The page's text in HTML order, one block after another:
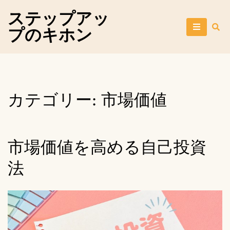
content
ステップアッ
プのキホン
カテゴリー: 市場価値
市場価値を高める自己投資
法